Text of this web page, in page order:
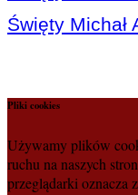
Święty Michał
Pliki cookies
Używamy plików
ruchu na naszych
przeglądarki oznacza